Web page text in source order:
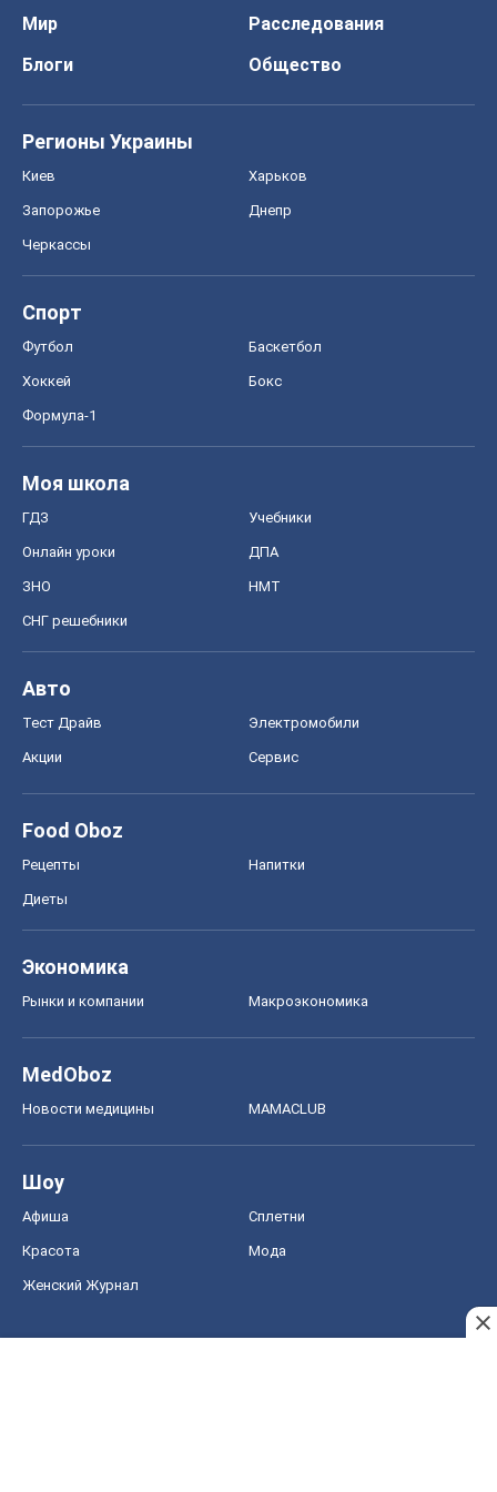
Мир
Расследования
Блоги
Общество
Регионы Украины
Киев Харьков
Запорожье Днепр
Черкассы
Спорт
Футбол Баскетбол
Хоккей Бокс
Формула-1
Моя школа
ГДЗ Учебники
Онлайн уроки ДПА
ЗНО НМТ
СНГ решебники
Авто
Тест Драйв Электромобили
Акции Сервис
Food Oboz
Рецепты Напитки
Диеты
Экономика
Рынки и компании Mакроэкономика
MedOboz
Новости медицины MAMACLUB
Шоу
Афиша Сплетни
Красота Мода
Женский Журнал